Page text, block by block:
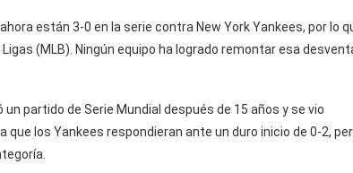
están 3-0 en la serie contra New York Yankees, por lo
(MLB). Ningún equipo ha logrado remontar esa
partido de Serie Mundial después de 15 años y se vio
los Yankees respondieran ante un duro inicio de 0-2,